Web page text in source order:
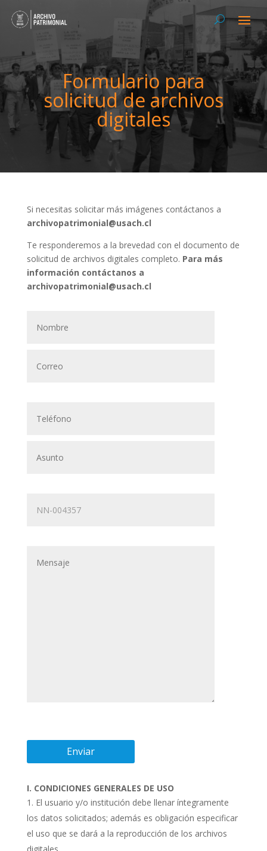
Formulario para
solicitud de archivos
digitales
Si necesitas solicitar más imágenes contáctanos a
archivopatrimonial@usach.cl
Te responderemos a la brevedad con el documento de
solicitud de archivos digitales completo. Para más
información contáctanos a
archivopatrimonial@usach.cl
I. CONDICIONES GENERALES DE USO
El usuario y/o institución debe llenar íntegramente
los datos solicitados; además es obligación especificar
el uso que se dará a la reproducción de los archivos